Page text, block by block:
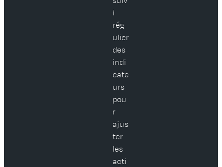
i
rég
ulier
des
indi
cate
urs
pou
r
ajus
ter
les
acti